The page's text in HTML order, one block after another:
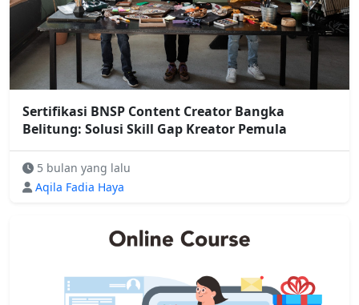
Sertifikasi BNSP Content Creator Bangka
Belitung: Solusi Skill Gap Kreator Pemula
5 bulan yang lalu
Aqila Fadia Haya